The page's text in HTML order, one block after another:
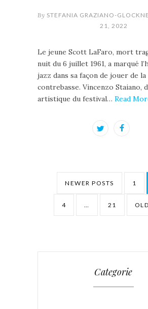
By STEFANIA GRAZIANO-
21, 2022
Le jeune Scott LaFaro, mort
nuit du 6 juillet 1961, a marqué
jazz dans sa façon de jouer de la
contrebasse. Vincenzo Staiano,
artistique du festival… Read
NEWER POSTS 1
4 … 21
Categorie